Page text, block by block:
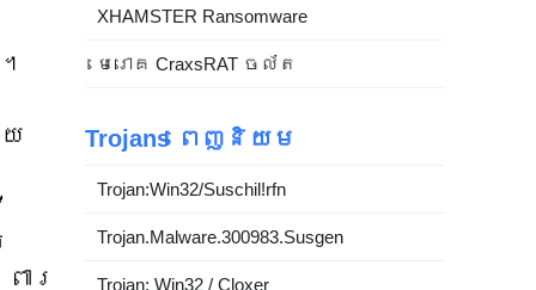
ារ
XHAMSTER Ransomware
មេរោគ CraxsRAT ចល័ត
Trojans ពេញនិយម
Trojan:Win32/Suschil!rfn
Trojan.Malware.300983.Susgen
Trojan: Win32 / Cloxer